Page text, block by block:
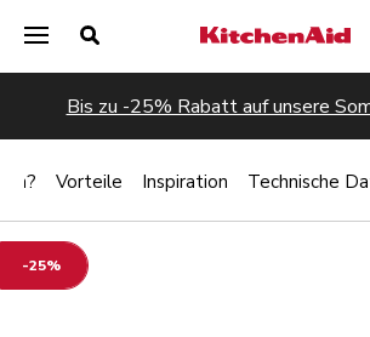
Bis zu -25% Rabatt auf unsere
-25%
Vorteile Inspiration Technische